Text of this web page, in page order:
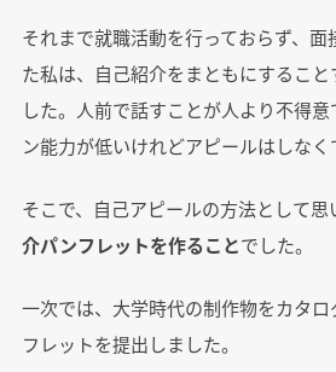
それまで就職活動を行っておらず、面
た私は、自己紹介をまともにするこ
した。人前で話すことが人より不得
ン能力が低いけれどアピールはしなく
そこで、自己アピールの方法として思
介パンフレットを作ることでした。
一次では、大学時代の制作物をカタ
フレットを提出しました。